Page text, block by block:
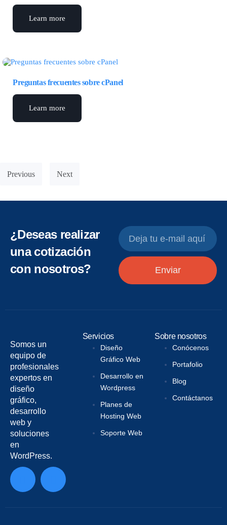
Learn more
Preguntas frecuentes sobre cPanel
Learn more
Previous Next
¿Deseas realizar
una cotización
con nosotros?
Enviar
Somos un
equipo de
profesionales
expertos en
diseño
gráfico,
desarrollo
web y
soluciones
en
WordPress.
Servicios
Diseño
Gráfico Web
Desarrollo en
Wordpress
Planes de
Hosting Web
Soporte Web
Sobre nosotros
Conócenos
Portafolio
Blog
Contáctanos